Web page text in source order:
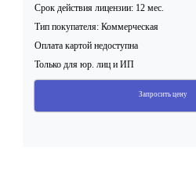
Срок действия лицензии: 12 мес.
Тип покупателя: Коммерческая
Оплата картой недоступна
Только для юр. лиц и ИП
Запросить цену